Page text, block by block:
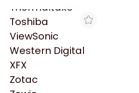
Thermaltake
Toshiba
ViewSonic
Western Digital
XFX
Zotac